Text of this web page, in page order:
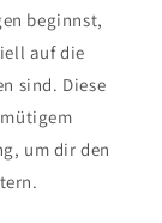
beginnst,
auf die
sind. Diese
um dir den